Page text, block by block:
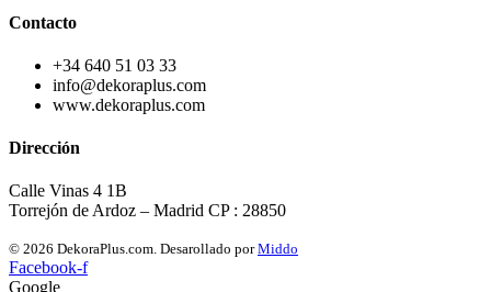
Contacto
+34 640 51 03 33
info@dekoraplus.com
www.dekoraplus.com
Dirección
Calle Vinas 4 1B
Torrejón de Ardoz – Madrid CP : 28850
© 2026 DekoraPlus.com. Desarollado porMiddo
Facebook-f
Google